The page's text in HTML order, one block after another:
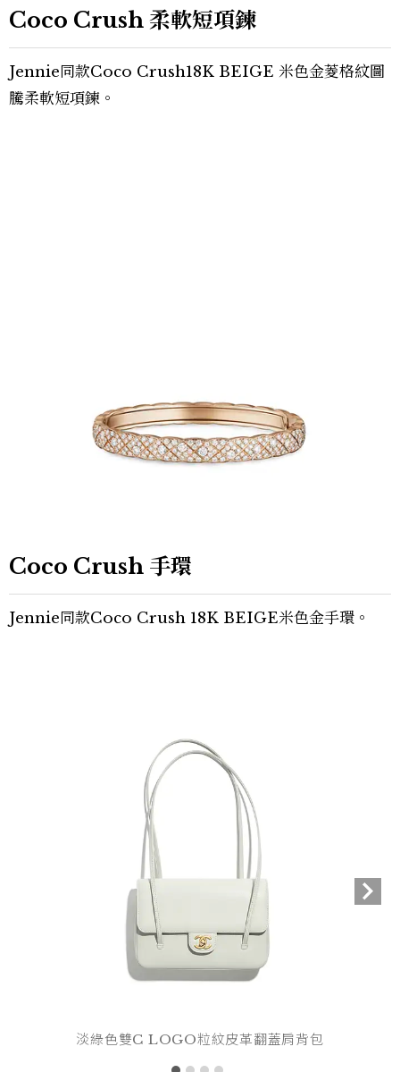
Coco Crush 柔軟短項鍊
Jennie同款Coco Crush18K BEIGE 米色金菱格紋圖
騰柔軟短項鍊。
Coco Crush 手環
Jennie同款Coco Crush 18K BEIGE米色金手環。
淡綠色雙C LOGO粒紋皮革翻蓋肩背包